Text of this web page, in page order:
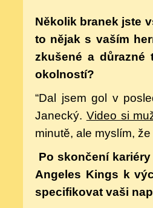
Několik branek jste
to nějak s vaším
zkušené a důrazné
okolností?
“Dal jsem gol v
Janecký. Video si
minutě, ale myslím,
Po skončení
Angeles Kings k
specifikovat vaši